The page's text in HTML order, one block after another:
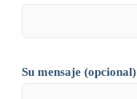
Su mensaje (opcional)